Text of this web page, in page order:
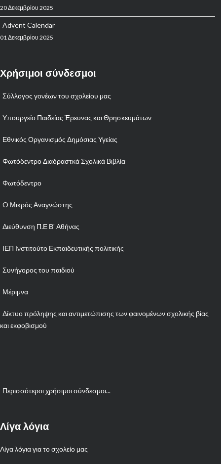
20 Δεκεμβρίου 2025
Advent Calendar
01 Δεκεμβρίου 2025
Χρήσιμοι σύνδεσμοι
Σύλλογος γονέων του σχολείου μας
Υπουργείο Παιδείας Έρευνας και Θρησκευμάτων
Εθνικός Οργανισμός Δημόσιας Υγείας
Φωτόδεντρο Διαδραστκά Σχολικά Βιβλία
Φωτόδεντρο
O Μικρός Αναγνώστης
Διεύθυνση Π.Ε Β' Αθήνας
ΙΕΠ Ινστιτούτο Εκπαιδευτικής πολιτικής
Συνήγορος του παιδιού
Μέριμνα
Δίκτυο πρόληψης και αντιμετώπισης των φαινομένων σχολικής βίας
και εκφοβισμού
Περισσότεροι χρήσιμοι σύνδεσμοι...
Λίγα λόγια
Λίγα λόγια για το σχολείο μας